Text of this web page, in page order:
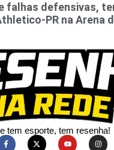
falhas defensivas,
PR na Arena
tem esporte, tem resenha!​